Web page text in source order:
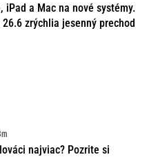
iPad a Mac na nové systémy.
zrýchlia jesenný prechod
najviac? Pozrite si